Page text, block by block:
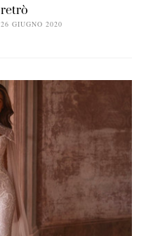
retrò
26 GIUGNO 2020